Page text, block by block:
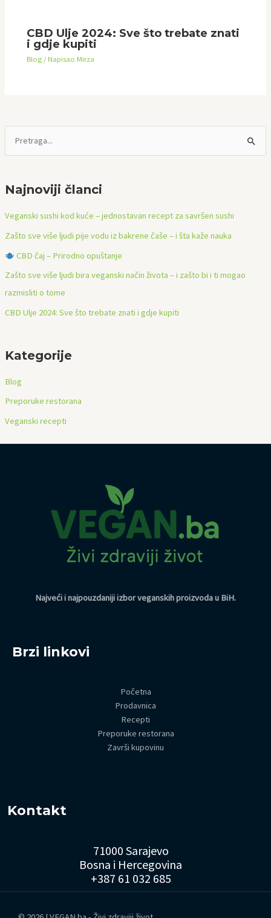
t
r
a
Najnoviji članci
Veganski sushi kod kuće – jednostavan recept za savršen sushi
Zašto sve više ljudi pije vodu iz bakrene čaše – i šta kaže nauka
CBD čaj – Prirodno opuštanje
Zašto sve više ljudi bira veganski način života – i zašto bi i ti mogao
razmisliti o tome
CBD Ulje 2024: Sve što trebate znati i gdje kupiti
Kategorije
Blog
Preporuke restorana
Veganski recepti
CBD Ulje 2024: Sve što trebate znati
i gdje kupiti
Blog / Napisao Mirza
Najveći i najpouzdaniji izbor veganskih proizvoda u BiH.
Brzi linkovi
Početna
Prodavnica
Recepti
Preporuke restorana
Završi kupovinu
Kontakt
71000 Sarajevo
Bosna i Hercegovina
+387 61 032 685